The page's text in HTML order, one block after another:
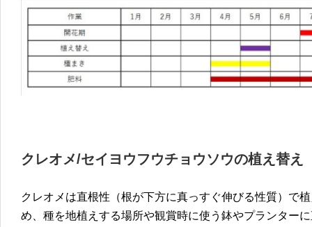
クレオメ/セイヨウフウチョウソウの植え替え
クレオメは直根性（根が下方に真っすぐ伸びる性質）で
め、種を地植えする場所や観賞時に使う鉢やプランター